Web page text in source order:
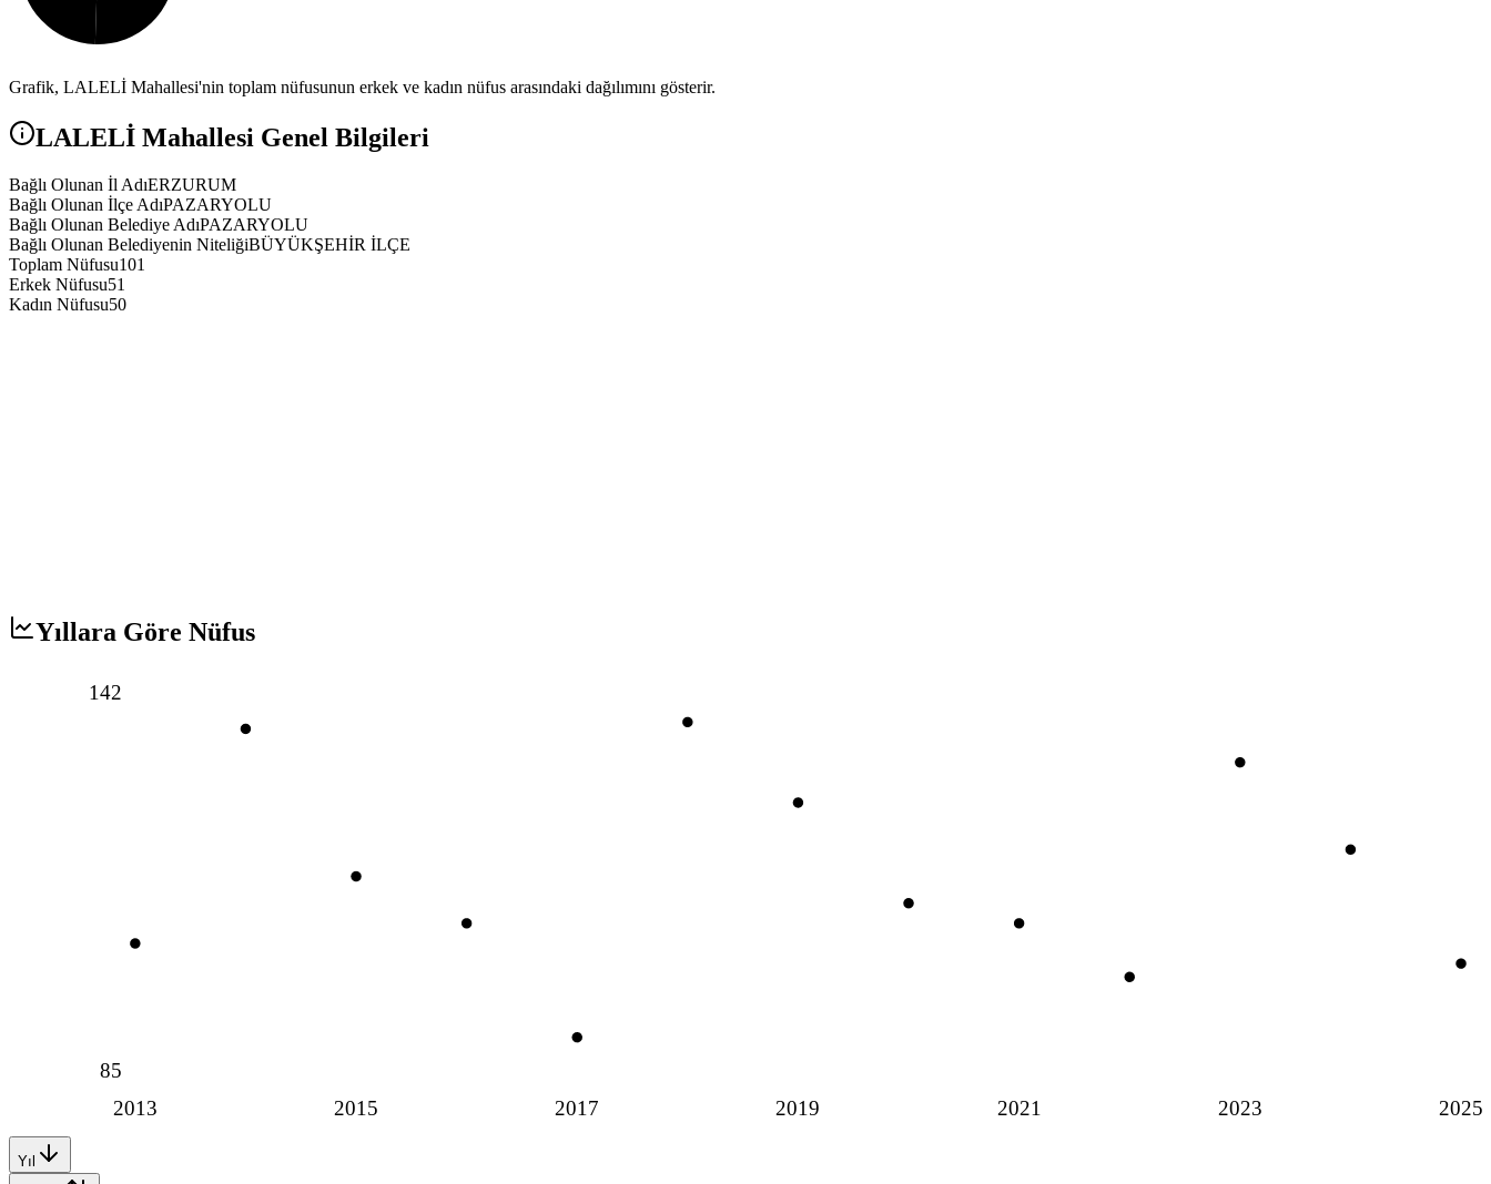
Grafik, LALELİ Mahallesi'nin toplam nüfusunun erkek ve kadın nüfus arasındaki dağılımını gösterir.
LALELİ Mahallesi Genel Bilgileri
Bağlı Olunan İl AdıERZURUM
Bağlı Olunan İlçe AdıPAZARYOLU
Bağlı Olunan Belediye AdıPAZARYOLU
Bağlı Olunan Belediyenin NiteliğiBÜYÜKŞEHİR İLÇE
Toplam Nüfusu101
Erkek Nüfusu51
Kadın Nüfusu50
Yıllara Göre Nüfus
2013 2015 2017 2019 2021 2023 2025
142
85
Yıl